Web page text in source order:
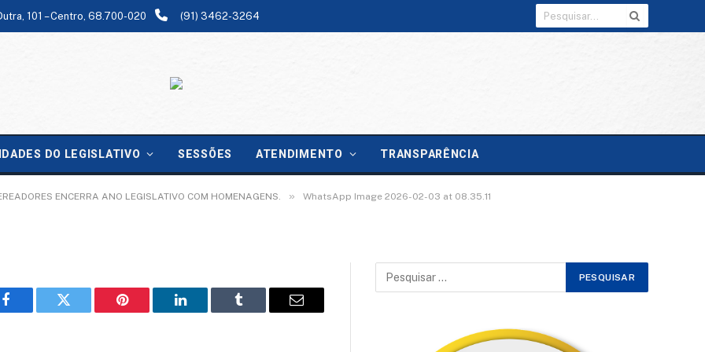
101 – Centro, 68.700-020 (91) 3462-3264
DO LEGISLATIVO SESSÕES ATENDIMENTO TRANSPARÊNCIA
ENCERRA ANO LEGISLATIVO COM HOMENAGENS. » WhatsApp Image 2026-02-03 at 08.35.11
02-03 at 08.35.11
Facebook Twitter Pinterest LinkedIn Tumblr Email